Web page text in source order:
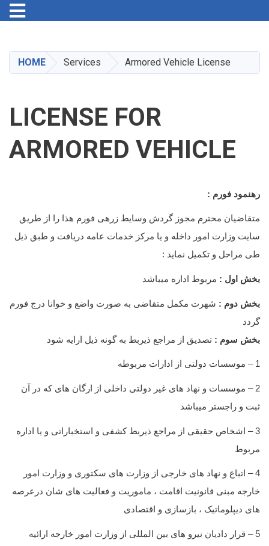
main
content
Toggle navigation
HOME Services Armored Vehicle License
LICENSE FOR
ARMORED VEHICLE
رهنمود فورم :
متقاضیان محترم مجوز گردش وسایط زرهی فورم هذا را از طریق
سایت وزارت امور داخله و یا مرکز خدمات عامه دریافت و طبق ذیل
طی مراحل و تکمیل نماید :
بخش اول : مربوط اداره میباشد
بخش دوم : شهرت مکمل متقاضی به صورت واضع و خوانا درج فورم
گردد
بخش سوم : تصدیق از مراجع ذیربط به گونه ذیل ارایه شود
1 – موسسات دولتی از ادارات مربوطه
2 – موسسات و نهاد های غیر دولتی داخلی از ارگان های که در آن
ثبت و راجستر میباشد
3 – اشخاص حقیقی از مراجع ذیربط کشفی و استخباراتی و یا اداره
مربوط
4 – اتباع و نهاد های خارجی از وزارت های سکتوری و وزارت امور
خارجه مبنی قانونیت اقامت ، ماموریت و فعالیت های شان درعرصه
های دیپلوماتیک ، بازسازی و اقتصادی
5 – قرار دادیان نیرو های بین المللی از وزارت امور خارجه ارائیه